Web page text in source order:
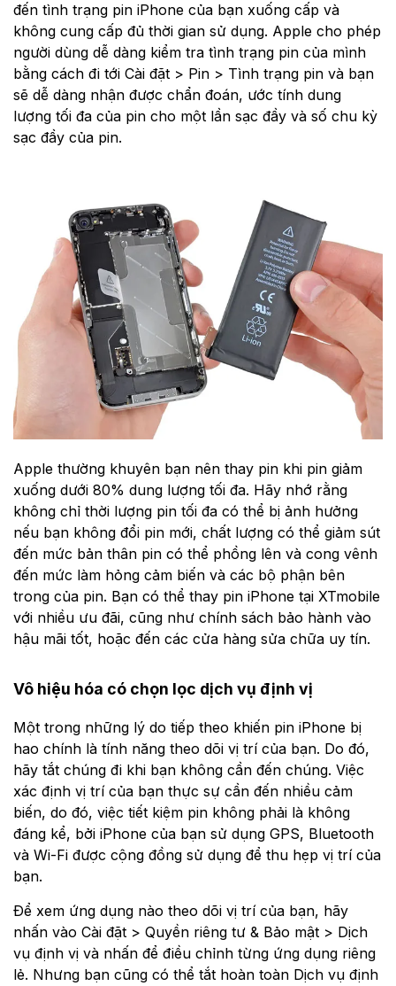
đến tình trạng pin iPhone của bạn xuống cấp và
không cung cấp đủ thời gian sử dụng. Apple cho phép
người dùng dễ dàng kiểm tra tình trạng pin của mình
bằng cách đi tới Cài đặt > Pin > Tình trạng pin và bạn
sẽ dễ dàng nhận được chẩn đoán, ước tính dung
lượng tối đa của pin cho một lần sạc đầy và số chu kỳ
sạc đầy của pin.
Apple thường khuyên bạn nên thay pin khi pin giảm
xuống dưới 80% dung lượng tối đa. Hãy nhớ rằng
không chỉ thời lượng pin tối đa có thể bị ảnh hưởng
nếu bạn không đổi pin mới, chất lượng có thể giảm sút
đến mức bản thân pin có thể phồng lên và cong vênh
đến mức làm hỏng cảm biến và các bộ phận bên
trong của pin. Bạn có thể thay pin iPhone tại XTmobile
với nhiều ưu đãi, cũng như chính sách bảo hành vào
hậu mãi tốt, hoặc đến các cửa hàng sửa chữa uy tín.
Vô hiệu hóa có chọn lọc dịch vụ định vị
Một trong những lý do tiếp theo khiến pin iPhone bị
hao chính là tính năng theo dõi vị trí của bạn. Do đó,
hãy tắt chúng đi khi bạn không cần đến chúng. Việc
xác định vị trí của bạn thực sự cần đến nhiều cảm
biến, do đó, việc tiết kiệm pin không phải là không
đáng kể, bởi iPhone của bạn sử dụng GPS, Bluetooth
và Wi-Fi được cộng đồng sử dụng để thu hẹp vị trí của
bạn.
Để xem ứng dụng nào theo dõi vị trí của bạn, hãy
nhấn vào Cài đặt > Quyền riêng tư & Bảo mật > Dịch
vụ định vị và nhấn để điều chỉnh từng ứng dụng riêng
lẻ. Nhưng bạn cũng có thể tắt hoàn toàn Dịch vụ định